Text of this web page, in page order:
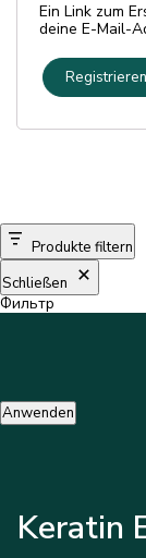
Ein Link zum
deine E-Mail-
Registrieren
Produkte filtern
Schließen
Фильтр
Anwenden
Keratin